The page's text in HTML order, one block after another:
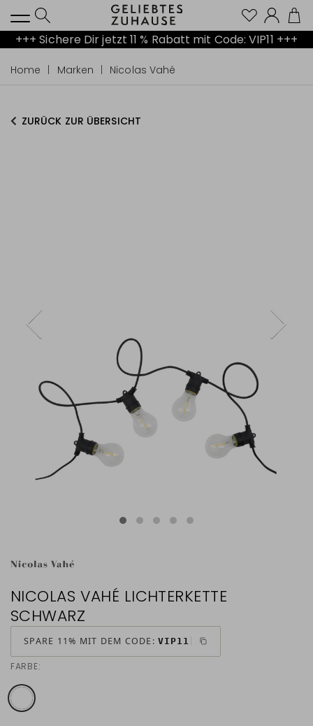
+++ Sichere Dir jetzt 11 % Rabatt mit Code: VIP11 +++
Home Marken Nicolas Vahé
ZURÜCK ZUR ÜBERSICHT
NICOLAS VAHÉ LICHTERKETTE
SCHWARZ
SPARE 11% MIT DEM CODE: VIP11
FARBE: